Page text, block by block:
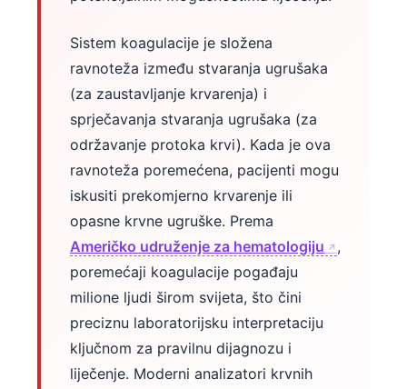
Sistem koagulacije je složena
ravnoteža između stvaranja ugrušaka
(za zaustavljanje krvarenja) i
sprječavanja stvaranja ugrušaka (za
održavanje protoka krvi). Kada je ova
ravnoteža poremećena, pacijenti mogu
iskusiti prekomjerno krvarenje ili
opasne krvne ugruške. Prema
Američko udruženje za hematologiju
,
poremećaji koagulacije pogađaju
milione ljudi širom svijeta, što čini
preciznu laboratorijsku interpretaciju
ključnom za pravilnu dijagnozu i
liječenje. Moderni analizatori krvnih